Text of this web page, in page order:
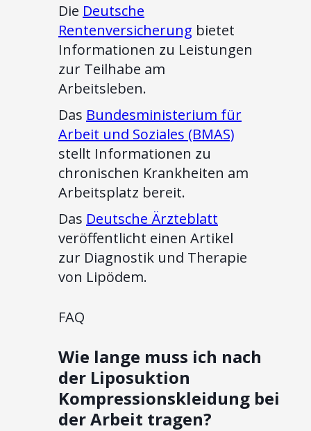
Die Deutsche
Rentenversicherung bietet
Informationen zu Leistungen
zur Teilhabe am
Arbeitsleben.
Das Bundesministerium für
Arbeit und Soziales (BMAS)
stellt Informationen zu
chronischen Krankheiten am
Arbeitsplatz bereit.
Das Deutsche Ärzteblatt
veröffentlicht einen Artikel
zur Diagnostik und Therapie
von Lipödem.
FAQ
Wie lange muss ich nach
der Liposuktion
Kompressionskleidung bei
der Arbeit tragen?